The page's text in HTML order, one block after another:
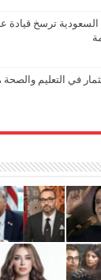
ترسخ قيادة
في التعليم